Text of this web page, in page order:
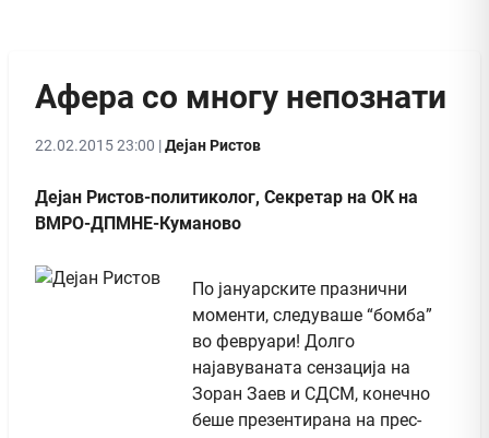
Афера со многу непознати
22.02.2015 23:00 |Дејан Ристов
Дејан Ристов-политиколог, Секретар на ОК на
ВМРО-ДПМНЕ-Куманово
По јануарските празнични
моменти, следуваше “бомба”
во февруари! Долго
најавуваната сензација на
Зоран Заев и СДСМ, конечно
беше презентирана на прес-